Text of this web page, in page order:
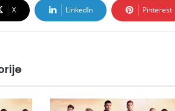
X LinkedIn Pinterest